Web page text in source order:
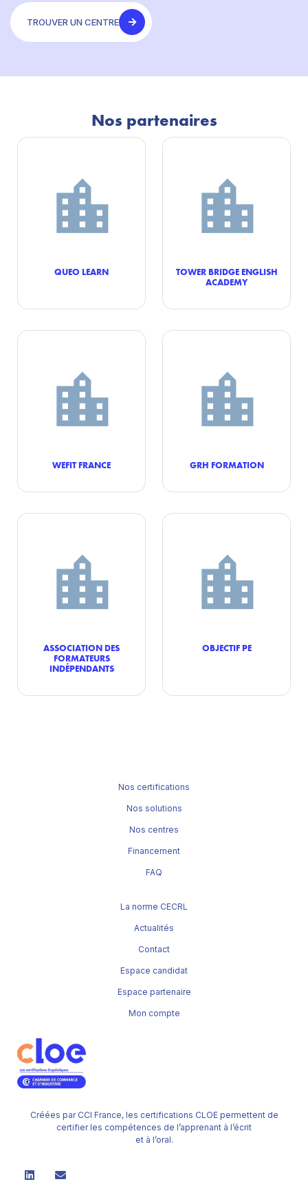
TROUVER UN CENTRE
Nos partenaires
QUEO LEARN
TOWER BRIDGE ENGLISH
ACADEMY
WEFIT FRANCE GRH FORMATION
ASSOCIATION DES
FORMATEURS
INDÉPENDANTS
OBJECTIF PE
Créées par CCI France, les certifications CLOE permettent de
certifier les compétences de l’apprenant à l’écrit
et à l’oral.
Nos certifications
Nos solutions
Nos centres
Financement
FAQ
La norme CECRL
Actualités
Contact
Espace candidat
Espace partenaire
Mon compte